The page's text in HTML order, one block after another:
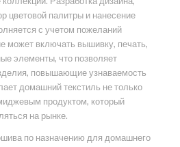
цветовой палитры и нанесение
с учетом пожеланий
может включать вышивку, печать,
элементы, что позволяет
повышающие узнаваемость
домашний текстиль не только
продуктом, который
на рынке.
по назначению для домашнего